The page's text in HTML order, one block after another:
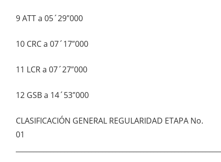
9 ATT a 05´29″000
10 CRC a 07´17″000
11 LCR a 07´27″000
12 GSB a 14´53″000
CLASIFICACIÓN GENERAL REGULARIDAD ETAPA No.
01